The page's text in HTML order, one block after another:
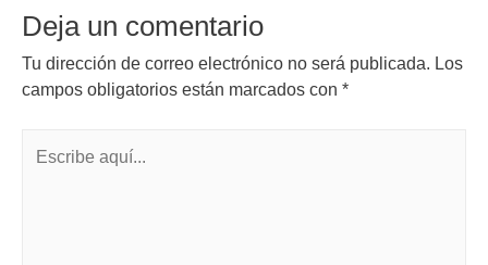
Deja un comentario
Tu dirección de correo electrónico no será publicada. Los
campos obligatorios están marcados con *